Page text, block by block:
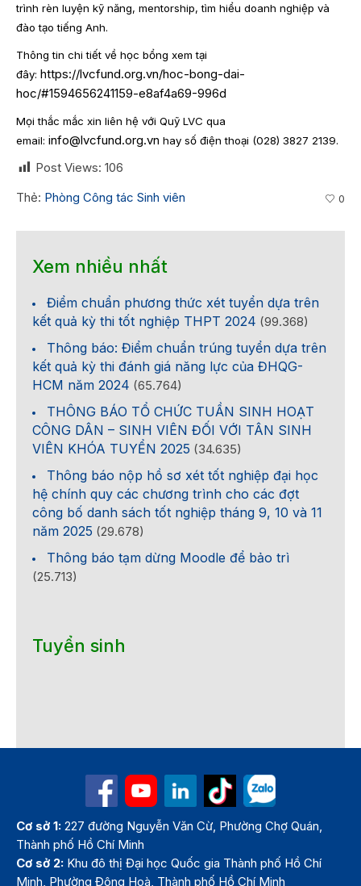
trình rèn luyện kỹ năng, mentorship, tìm hiểu doanh nghiệp và
đào tạo tiếng Anh.
Thông tin chi tiết về học bổng xem tại
đây: https://lvcfund.org.vn/hoc-bong-dai-
hoc/#1594656241159-e8af4a69-996d
Mọi thắc mắc xin liên hệ với Quỹ LVC qua
email: info@lvcfund.org.vn hay số điện thoại (028) 3827 2139.
Post Views: 106
Thẻ: Phòng Công tác Sinh viên 0
Xem nhiều nhất
Điểm chuẩn phương thức xét tuyển dựa trên
kết quả kỳ thi tốt nghiệp THPT 2024 (99.368)
Thông báo: Điểm chuẩn trúng tuyển dựa trên
kết quả kỳ thi đánh giá năng lực của ĐHQG-
HCM năm 2024 (65.764)
THÔNG BÁO TỔ CHỨC TUẦN SINH HOẠT
CÔNG DÂN – SINH VIÊN ĐỐI VỚI TÂN SINH
VIÊN KHÓA TUYỂN 2025 (34.635)
Thông báo nộp hồ sơ xét tốt nghiệp đại học
hệ chính quy các chương trình cho các đợt
công bố danh sách tốt nghiệp tháng 9, 10 và 11
năm 2025 (29.678)
Thông báo tạm dừng Moodle để bảo trì
(25.713)
Tuyển sinh
Cơ sở 1: 227 đường Nguyễn Văn Cừ, Phường Chợ Quán,
Thành phố Hồ Chí Minh
Cơ sở 2: Khu đô thị Đại học Quốc gia Thành phố Hồ Chí
Minh, Phường Đông Hoà, Thành phố Hồ Chí Minh